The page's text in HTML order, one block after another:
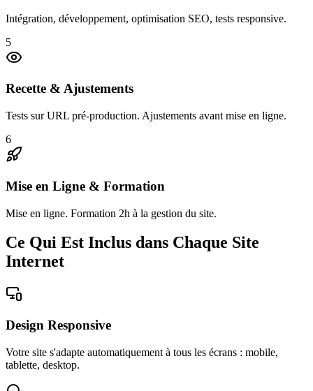
Intégration, développement, optimisation SEO, tests responsive.
5
Recette & Ajustements
Tests sur URL pré-production. Ajustements avant mise en ligne.
6
Mise en Ligne & Formation
Mise en ligne. Formation 2h à la gestion du site.
Ce Qui Est Inclus dans Chaque Site
Internet
Design Responsive
Votre site s'adapte automatiquement à tous les écrans : mobile,
tablette, desktop.